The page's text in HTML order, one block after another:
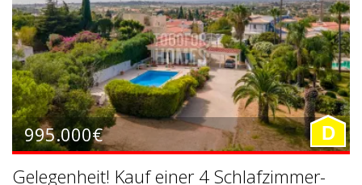
995.000€ D
Gelegenheit! Kauf einer 4 Schlafzimmer-